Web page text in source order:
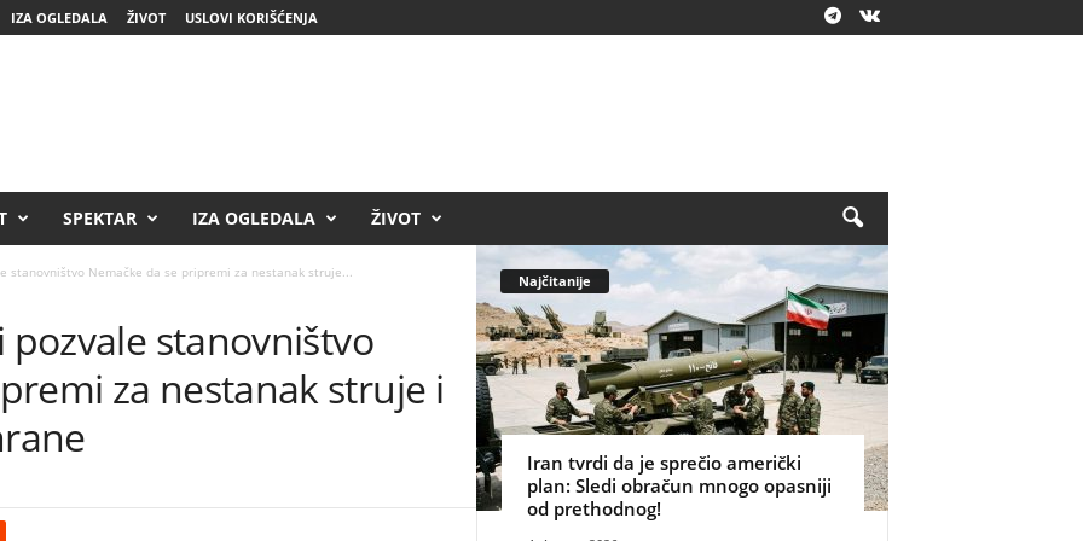
IZA OGLEDALA ŽIVOT USLOVI KORIŠĆENJA
SPEKTAR IZA OGLEDALA ŽIVOT
stanovništvo Nemačke da se pripremi za nestanak struje...
pozvale stanovništvo
za nestanak struje i
Najčitanije
Iran tvrdi da je sprečio američki
plan: Sledi obračun mnogo opasniji
od prethodnog!